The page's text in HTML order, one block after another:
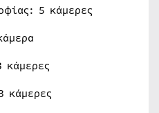
5 κάμερες
κάμερες